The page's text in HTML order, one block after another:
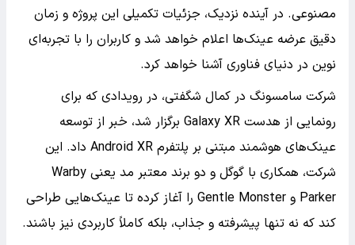
مصنوعی. در آینده نزدیک، جزئیات تکمیلی این پروژه و زمان
دقیق عرضه عینک‌ها اعلام خواهد شد و کاربران را با تجربه‌ای
نوین در دنیای فناوری آشنا خواهد کرد.
شرکت سامسونگ در کمال شگفتی، در رویدادی که برای
رونمایی از هدست Galaxy XR برگزار شد، خبر از توسعه
عینک‌های هوشمند مبتنی بر پلتفرم Android XR داد. این
شرکت، همکاری با گوگل و دو برند معتبر مد یعنی Warby
Parker و Gentle Monster را آغاز کرده تا عینک‌هایی طراحی
کند که نه تنها پیشرفته و جذاب، بلکه کاملاً کاربردی نیز باشند.